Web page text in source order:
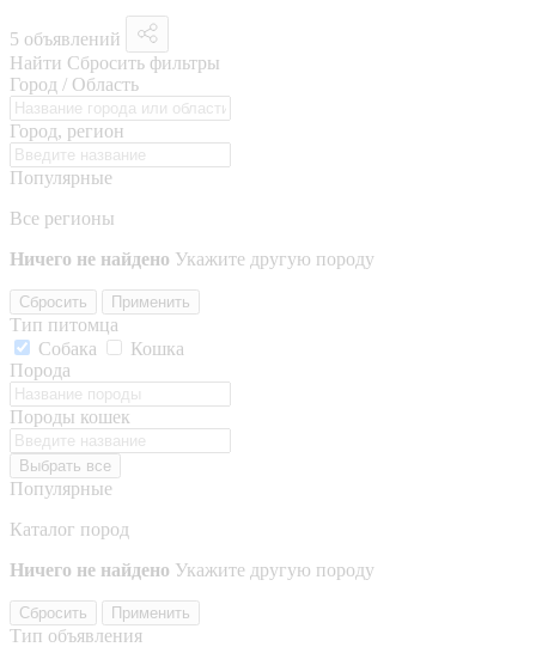
5 объявлений
Найти Сбросить фильтры
Город / Область
Город, регион
Популярные
Все регионы
Ничего не найдено Укажите другую породу
Сбросить Применить
Тип питомца
Собака
Кошка
Порода
Породы кошек
Выбрать все
Популярные
Каталог пород
Ничего не найдено Укажите другую породу
Сбросить Применить
Тип объявления